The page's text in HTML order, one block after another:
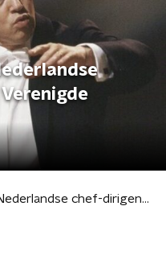
Edo de Waart: de Nederlandse chef-dirigent in de Verenigde Staten